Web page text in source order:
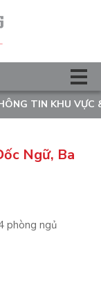
TIN KHU VỰC
Ngữ, Ba
phòng ngủ